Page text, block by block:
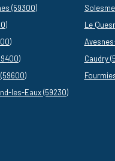
(59300)
les-Eaux (59230)
Le
Caudry